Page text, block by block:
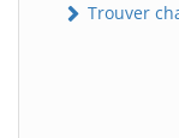
Trouver